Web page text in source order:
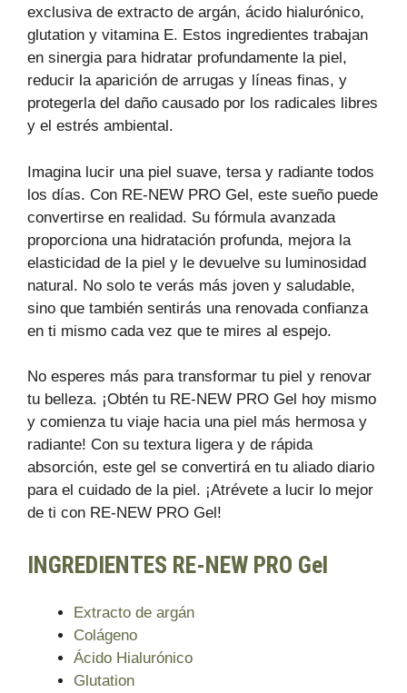
exclusiva de extracto de argán, ácido hialurónico,
glutation y vitamina E. Estos ingredientes trabajan
en sinergia para hidratar profundamente la piel,
reducir la aparición de arrugas y líneas finas, y
protegerla del daño causado por los radicales libres
y el estrés ambiental.
Imagina lucir una piel suave, tersa y radiante todos
los días. Con RE-NEW PRO Gel, este sueño puede
convertirse en realidad. Su fórmula avanzada
proporciona una hidratación profunda, mejora la
elasticidad de la piel y le devuelve su luminosidad
natural. No solo te verás más joven y saludable,
sino que también sentirás una renovada confianza
en ti mismo cada vez que te mires al espejo.
No esperes más para transformar tu piel y renovar
tu belleza. ¡Obtén tu RE-NEW PRO Gel hoy mismo
y comienza tu viaje hacia una piel más hermosa y
radiante! Con su textura ligera y de rápida
absorción, este gel se convertirá en tu aliado diario
para el cuidado de la piel. ¡Atrévete a lucir lo mejor
de ti con RE-NEW PRO Gel!
INGREDIENTES RE-NEW PRO Gel
Extracto de argán
Colágeno
Ácido Hialurónico
Glutation